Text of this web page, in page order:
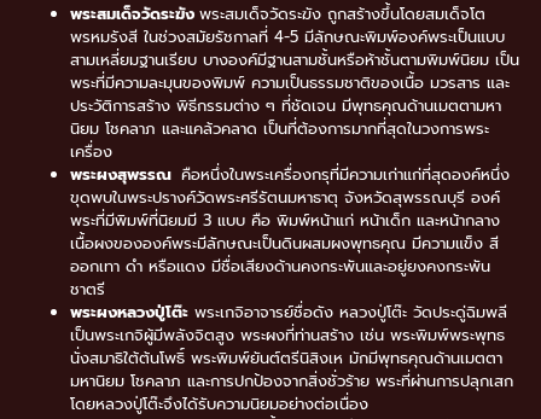
พระสมเด็จวัดระฆัง พระสมเด็จวัดระฆัง ถูกสร้างขึ้นโดยสมเด็จโต
พรหมรังสี ในช่วงสมัยรัชกาลที่ 4-5 มีลักษณะพิมพ์องค์พระเป็นแบบ
สามเหลี่ยมฐานเรียบ บางองค์มีฐานสามชั้นหรือห้าชั้นตามพิมพ์นิยม เป็น
พระที่มีความละมุนของพิมพ์ ความเป็นธรรมชาติของเนื้อ มวรสาร และ
ประวัติการสร้าง พิธีกรรมต่าง ๆ ที่ชัดเจน มีพุทธคุณด้านเมตตามหา
นิยม โชคลาภ และแคล้วคลาด เป็นที่ต้องการมากที่สุดในวงการพระ
เครื่อง
พระผงสุพรรณ คือหนึ่งในพระเครื่องกรุที่มีความเก่าแก่ที่สุดองค์หนึ่ง
ขุดพบในพระปรางค์วัดพระศรีรัตนมหาธาตุ จังหวัดสุพรรณบุรี องค์
พระที่มีพิมพ์ที่นิยมมี 3 แบบ คือ พิมพ์หน้าแก่ หน้าเด็ก และหน้ากลาง
เนื้อผงขององค์พระมีลักษณะเป็นดินผสมผงพุทธคุณ มีความแข็ง สี
ออกเทา ดำ หรือแดง มีชื่อเสียงด้านคงกระพันและอยู่ยงคงกระพัน
ชาตรี
พระผงหลวงปู่โต๊ะ พระเกจิอาจารย์ชื่อดัง หลวงปู่โต๊ะ วัดประดู่ฉิมพลี
เป็นพระเกจิผู้มีพลังจิตสูง พระผงที่ท่านสร้าง เช่น พระพิมพ์พระพุทธ
นั่งสมาธิใต้ต้นโพธิ์ พระพิมพ์ยันต์ตรีนิสิงเห มักมีพุทธคุณด้านเมตตา
มหานิยม โชคลาภ และการปกป้องจากสิ่งชั่วร้าย พระที่ผ่านการปลุกเสก
โดยหลวงปู่โต๊ะจึงได้รับความนิยมอย่างต่อเนื่อง